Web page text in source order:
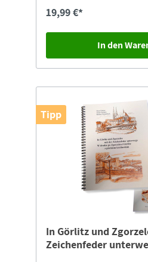
19,99 €*
In den
Tipp
In Görlitz und
Zeichenfeder